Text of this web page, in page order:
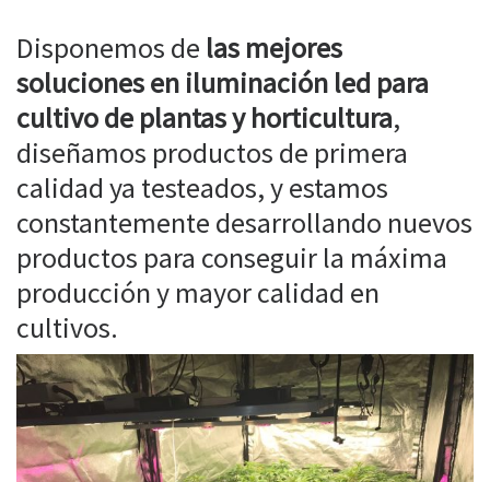
Disponemos de las mejores
soluciones en iluminación led para
cultivo de plantas y horticultura,
diseñamos productos de primera
calidad ya testeados, y estamos
constantemente desarrollando nuevos
productos para conseguir la máxima
producción y mayor calidad en
cultivos.